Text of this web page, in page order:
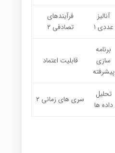
آنالیز
عددی ۱
فرآیندهای
تصادفی ۲
برنامه
سازی
پیشرفته
قابلیت اعتماد
تحلیل
داده ها
سری های زمانی ۲